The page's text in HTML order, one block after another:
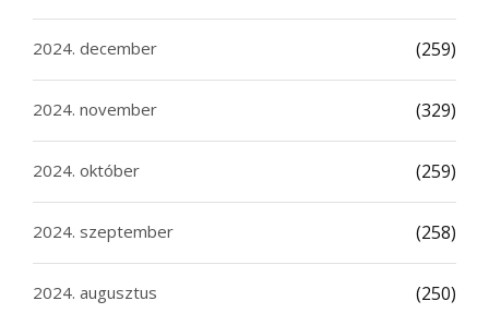
2024. december (259)
2024. november (329)
2024. október (259)
2024. szeptember (258)
2024. augusztus (250)